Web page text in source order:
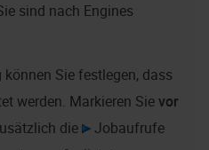
sind nach Engines
Sie festlegen, dass
werden. Markieren Sievor
die
Jobaufrufe